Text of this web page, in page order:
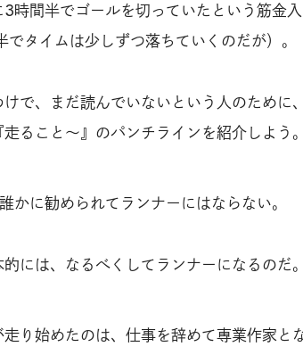
時間半でゴールを切っていたという筋金
でタイムは少しずつ落ちていくのだが）。
けで、まだ読んでいないという人のために
ること〜』のパンチラインを紹介しよう。
かに勧められてランナーにはならない。
的には、なるべくしてランナーになるのだ。
り始めたのは、仕事を辞めて専業作家と